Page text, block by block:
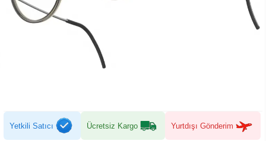
Yetkili Satıcı Ücretsiz Kargo Yurtdışı Gönderim